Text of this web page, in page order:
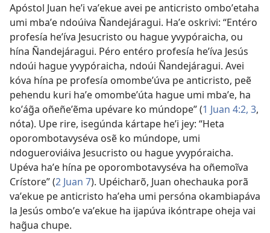
Apóstol Juan heʼi vaʼekue avei pe anticristo omboʼetaha
umi mbaʼe ndoúiva Ñandejáragui. Haʼe oskrivi: “Entéro
profesía heʼíva Jesucristo ou hague yvypóraicha, ou
hína Ñandejáragui. Péro entéro profesía heʼíva Jesús
ndoúi hague yvypóraicha, ndoúi Ñandejáragui. Avei
kóva hína pe profesía omombeʼúva pe anticristo, peẽ
pehendu kuri haʼe omombeʼúta hague umi mbaʼe, ha
koʼág̃a oñeñeʼẽma upévare ko múndope” (1 Juan 4:2, 3,
nóta). Upe rire, isegúnda kártape heʼi jey: “Heta
oporombotavyséva osẽ ko múndope, umi
ndogueroviáiva Jesucristo ou hague yvypóraicha.
Upéva haʼe hína pe oporombotavyséva ha oñemoĩva
Crístore” (2 Juan 7). Upéicharõ, Juan ohechauka porã
vaʼekue pe anticristo haʼeha umi persóna okambiapáva
la Jesús omboʼe vaʼekue ha ijapúva ikóntrape oheja vai
hag̃ua chupe.